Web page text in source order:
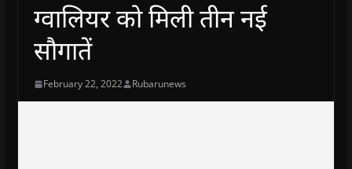
ग्वालियर को मिली तीन नई
सौगातें
February 22, 2022 Rubarunews